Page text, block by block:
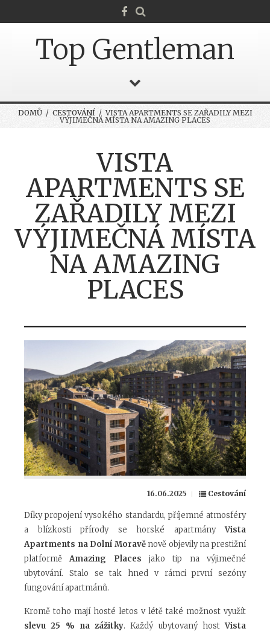
Top Gentleman
DOMŮ/ CESTOVÁNÍ/ VISTA APARTMENTS SE ZAŘADILY MEZI
VÝJIMEČNÁ MÍSTA NA AMAZING PLACES
VISTA
APARTMENTS SE
ZAŘADILY MEZI
VÝJIMEČNÁ MÍSTA
NA AMAZING
PLACES
16.06.2025 Cestování
Díky propojení vysokého standardu, příjemné atmosféry
a blízkosti přírody se horské apartmányVista
Apartments na Dolní Moravěnově objevily na prestižní
platforměAmazing Places jako tip na výjimečné
ubytování. Stalo se tak hned v rámci první sezóny
fungování apartmánů.
Kromě toho mají hosté letos v létě také možnost využít
slevu 25 % na zážitky. Každý ubytovaný hostVista